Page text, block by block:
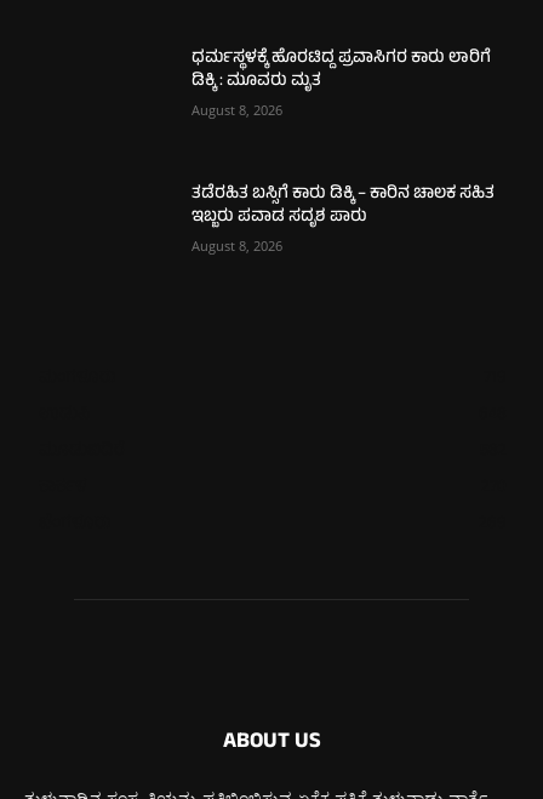
ಧರ್ಮಸ್ಥಳಕ್ಕೆ ಹೊರಟಿದ್ದ ಪ್ರವಾಸಿಗರ ಕಾರು ಲಾರಿಗೆ
ಡಿಕ್ಕಿ : ಮೂವರು ಮೃತ
August 8, 2026
ತಡೆರಹಿತ ಬಸ್ಸಿಗೆ ಕಾರು ಡಿಕ್ಕಿ – ಕಾರಿನ ಚಾಲಕ ಸಹಿತ
ಇಬ್ಬರು ಪವಾಡ ಸದೃಶ ಪಾರು
August 8, 2026
ABOUT US